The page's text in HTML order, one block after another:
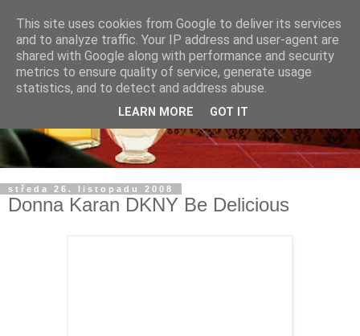
středa 26. listopadu 2008
Donna Karan DKNY Be Delicious
This site uses cookies from Google to deliver its services
and to analyze traffic. Your IP address and user-agent are
shared with Google along with performance and security
metrics to ensure quality of service, generate usage
statistics, and to detect and address abuse.
LEARN MORE GOT IT